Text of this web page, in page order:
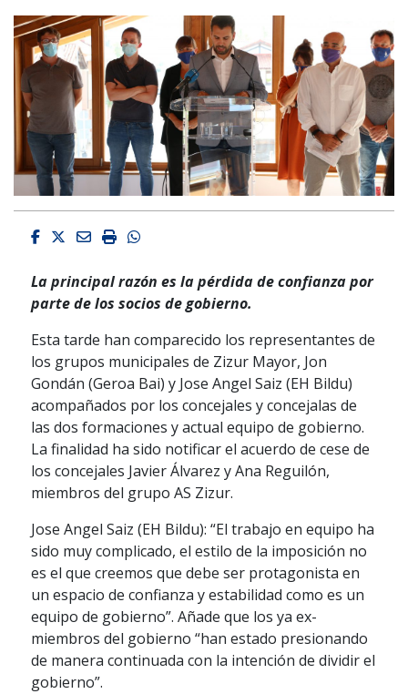
Facebook
Twitter
EmailImprimirWhatsapp
La principal razón es la pérdida de confianza por
parte de los socios de gobierno.
Esta tarde han comparecido los representantes de
los grupos municipales de Zizur Mayor, Jon
Gondán (Geroa Bai) y Jose Angel Saiz (EH Bildu)
acompañados por los concejales y concejalas de
las dos formaciones y actual equipo de gobierno.
La finalidad ha sido notificar el acuerdo de cese de
los concejales Javier Álvarez y Ana Reguilón,
miembros del grupo AS Zizur.
Jose Angel Saiz (EH Bildu): “El trabajo en equipo ha
sido muy complicado, el estilo de la imposición no
es el que creemos que debe ser protagonista en
un espacio de confianza y estabilidad como es un
equipo de gobierno”. Añade que los ya ex-
miembros del gobierno “han estado presionando
de manera continuada con la intención de dividir el
gobierno”.